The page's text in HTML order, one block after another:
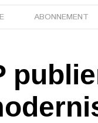
ABONNEMENT